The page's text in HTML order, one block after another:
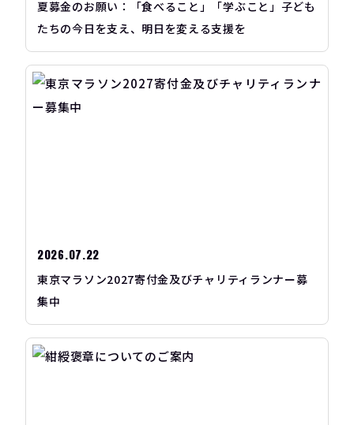
夏募金のお願い：「食べること」「学ぶこと」子ども
たちの今日を支え、明日を変える支援を
2026.07.22
東京マラソン2027寄付金及びチャリティランナー募
集中